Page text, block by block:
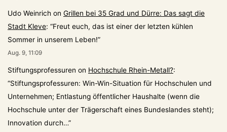
Udo Weinrich on Grillen bei 35 Grad und Dürre: Das sagt die
Stadt Kleve: “Freut euch, das ist einer der letzten kühlen
Sommer in unserem Leben!”
Aug. 9, 11:09
Stiftungsprofessuren on Hochschule Rhein-Metall?:
“Stiftungsprofessuren: Win-Win-Situation für Hochschulen und
Unternehmen; Entlastung öffentlicher Haushalte (wenn die
Hochschule unter der Trägerschaft eines Bundeslandes steht);
Innovation durch…”